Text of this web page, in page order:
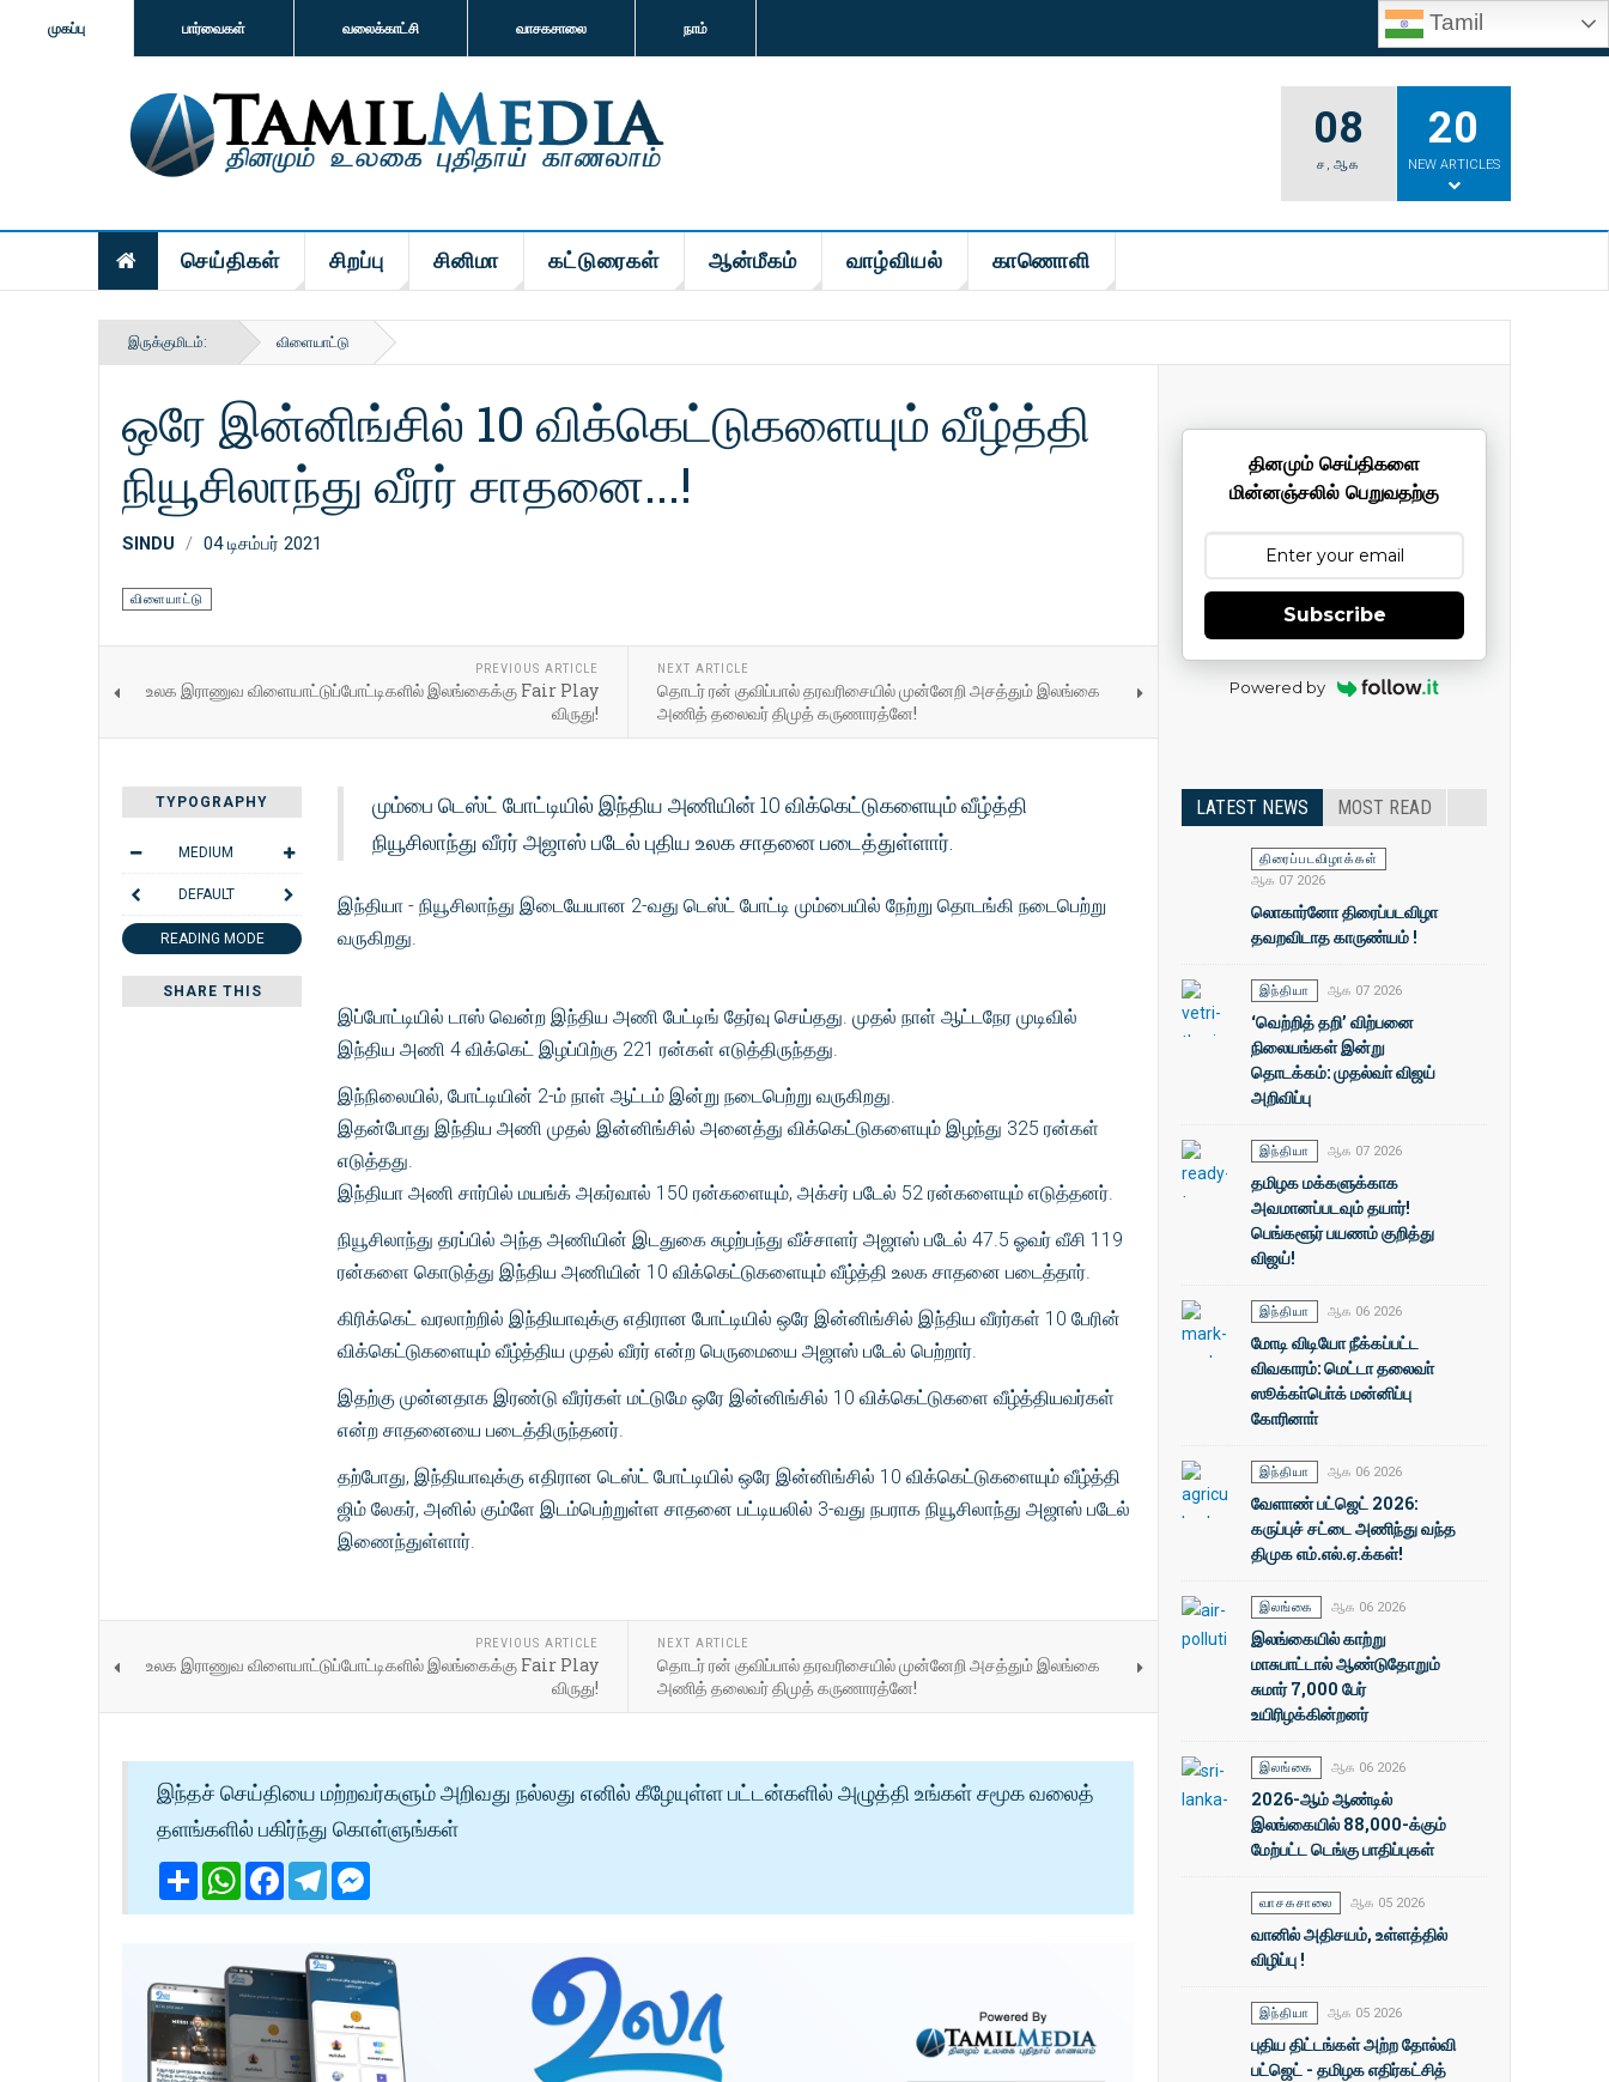
முகப்பு பார்வைகள் வலைக்காட்சி வாசகசாலை நாம் Tamil
08
ச , ஆக
20
NEW ARTICLES
செய்திகள் சிறப்பு சினிமா கட்டுரைகள் ஆன்மீகம் வாழ்வியல் காணொளி
இருக்குமிடம்: விளையாட்டு
ஒரே இன்னிங்சில் 10 விக்கெட்டுகளையும் வீழ்த்தி
நியூசிலாந்து வீரர் சாதனை...!
SINDU 04 டிசம்பர் 2021
விளையாட்டு
PREVIOUS ARTICLE
உலக இராணுவ விளையாட்டுப்போட்டிகளில் இலங்கைக்கு Fair Play
விருது!
NEXT ARTICLE
தொடர் ரன் குவிப்பால் தரவரிசையில் முன்னேறி அசத்தும் இலங்கை
அணித் தலைவர் திமுத் கருணாரத்னே!
TYPOGRAPHY
MEDIUM
DEFAULT
READING MODE
SHARE THIS
மும்பை டெஸ்ட் போட்டியில் இந்திய அணியின் 10 விக்கெட்டுகளையும் வீழ்த்தி
நியூசிலாந்து வீரர் அஜாஸ் படேல் புதிய உலக சாதனை படைத்துள்ளார்.
இந்தியா - நியூசிலாந்து இடையேயான 2-வது டெஸ்ட் போட்டி மும்பையில் நேற்று தொடங்கி நடைபெற்று
வருகிறது.
இப்போட்டியில் டாஸ் வென்ற இந்திய அணி பேட்டிங் தேர்வு செய்தது. முதல் நாள் ஆட்டநேர முடிவில்
இந்திய அணி 4 விக்கெட் இழப்பிற்கு 221 ரன்கள் எடுத்திருந்தது.
இந்நிலையில், போட்டியின் 2-ம் நாள் ஆட்டம் இன்று நடைபெற்று வருகிறது.
இதன்போது இந்திய அணி முதல் இன்னிங்சில் அனைத்து விக்கெட்டுகளையும் இழந்து 325 ரன்கள்
எடுத்தது.
இந்தியா அணி சார்பில் மயங்க் அகர்வால் 150 ரன்களையும், அக்சர் படேல் 52 ரன்களையும் எடுத்தனர்.
நியூசிலாந்து தரப்பில் அந்த அணியின் இடதுகை சுழற்பந்து வீச்சாளர் அஜாஸ் படேல் 47.5 ஓவர் வீசி 119
ரன்களை கொடுத்து இந்திய அணியின் 10 விக்கெட்டுகளையும் வீழ்த்தி உலக சாதனை படைத்தார்.
கிரிக்கெட் வரலாற்றில் இந்தியாவுக்கு எதிரான போட்டியில் ஒரே இன்னிங்சில் இந்திய வீரர்கள் 10 பேரின்
விக்கெட்டுகளையும் வீழ்த்திய முதல் வீரர் என்ற பெருமையை அஜாஸ் படேல் பெற்றார்.
இதற்கு முன்னதாக இரண்டு வீரர்கள் மட்டுமே ஒரே இன்னிங்சில் 10 விக்கெட்டுகளை வீழ்த்தியவர்கள்
என்ற சாதனையை படைத்திருந்தனர்.
தற்போது, இந்தியாவுக்கு எதிரான டெஸ்ட் போட்டியில் ஒரே இன்னிங்சில் 10 விக்கெட்டுகளையும் வீழ்த்தி
ஜிம் லேகர், அனில் கும்ளே இடம்பெற்றுள்ள சாதனை பட்டியலில் 3-வது நபராக நியூசிலாந்து அஜாஸ் படேல்
இணைந்துள்ளார்.
PREVIOUS ARTICLE
உலக இராணுவ விளையாட்டுப்போட்டிகளில் இலங்கைக்கு Fair Play
விருது!
NEXT ARTICLE
தொடர் ரன் குவிப்பால் தரவரிசையில் முன்னேறி அசத்தும் இலங்கை
அணித் தலைவர் திமுத் கருணாரத்னே!
இந்தச் செய்தியை மற்றவர்களும் அறிவது நல்லது எனில் கீழேயுள்ள பட்டன்களில் அழுத்தி உங்கள் சமூக வலைத்
தளங்களில் பகிர்ந்து கொள்ளுங்கள்
ShareWhatsApp
Facebook
Telegram
தினமும் செய்திகளை
மின்னஞ்சலில் பெறுவதற்கு
Subscribe
Powered by
LATEST NEWS MOST READ
திரைப்படவிழாக்கள்
ஆக 07 2026
லொகார்னோ திரைப்படவிழா
தவறவிடாத காருண்யம் !
இந்தியா ஆக 07 2026
‘வெற்றித் தறி’ விற்பனை
நிலையங்கள் இன்று
தொடக்கம்: முதல்வா் விஜய்
அறிவிப்பு
இந்தியா ஆக 07 2026
தமிழக மக்களுக்காக
அவமானப்படவும் தயார்!
பெங்களூர் பயணம் குறித்து
விஜய்!
இந்தியா ஆக 06 2026
மோடி விடியோ நீக்கப்பட்ட
விவகாரம்: மெட்டா தலைவா்
ஸூக்கா்பொ்க் மன்னிப்பு
கோரினாா்
இந்தியா ஆக 06 2026
வேளாண் பட்ஜெட் 2026:
கருப்புச் சட்டை அணிந்து வந்த
திமுக எம்.எல்.ஏ.க்கள்!
இலங்கை ஆக 06 2026
இலங்கையில் காற்று
மாசுபாட்டால் ஆண்டுதோறும்
சுமார் 7,000 பேர்
உயிரிழக்கின்றனர்
இலங்கை ஆக 06 2026
2026-ஆம் ஆண்டில்
இலங்கையில் 88,000-க்கும்
மேற்பட்ட டெங்கு பாதிப்புகள்
வாசகசாலை ஆக 05 2026
வானில் அதிசயம், உள்ளத்தில்
விழிப்பு !
இந்தியா ஆக 05 2026
புதிய திட்டங்கள் அற்ற தோல்வி
பட்ஜெட் - தமிழக எதிர்கட்சித்